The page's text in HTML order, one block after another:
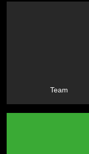
Team